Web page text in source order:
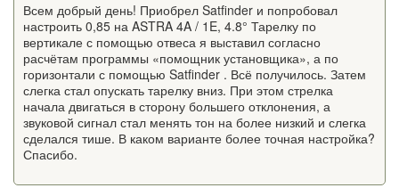
Всем добрый день! Приобрел Satfinder и попробовал
настроить 0,85 на ASTRA 4A / 1E, 4.8° Тарелку по
вертикале с помощью отвеса я выставил согласно
расчётам программы «помощник установщика», а по
горизонтали с помощью Satfinder . Всё получилось. Затем
слегка стал опускать тарелку вниз. При этом стрелка
начала двигаться в сторону большего отклонения, а
звуковой сигнал стал менять тон на более низкий и слегка
сделался тише. В каком варианте более точная настройка?
Спасибо.